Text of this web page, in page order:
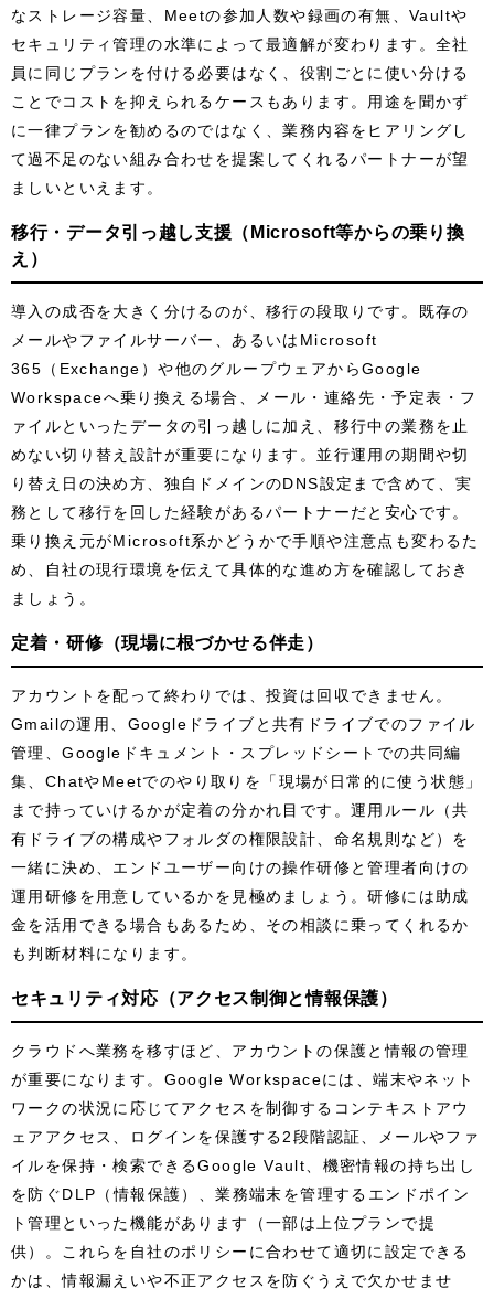
なストレージ容量、Meetの参加人数や録画の有無、Vaultや
セキュリティ管理の水準によって最適解が変わります。全社
員に同じプランを付ける必要はなく、役割ごとに使い分ける
ことでコストを抑えられるケースもあります。用途を聞かず
に一律プランを勧めるのではなく、業務内容をヒアリングし
て過不足のない組み合わせを提案してくれるパートナーが望
ましいといえます。
移行・データ引っ越し支援（Microsoft等からの乗り換
え）
導入の成否を大きく分けるのが、移行の段取りです。既存の
メールやファイルサーバー、あるいはMicrosoft
365（Exchange）や他のグループウェアからGoogle
Workspaceへ乗り換える場合、メール・連絡先・予定表・フ
ァイルといったデータの引っ越しに加え、移行中の業務を止
めない切り替え設計が重要になります。並行運用の期間や切
り替え日の決め方、独自ドメインのDNS設定まで含めて、実
務として移行を回した経験があるパートナーだと安心です。
乗り換え元がMicrosoft系かどうかで手順や注意点も変わるた
め、自社の現行環境を伝えて具体的な進め方を確認しておき
ましょう。
定着・研修（現場に根づかせる伴走）
アカウントを配って終わりでは、投資は回収できません。
Gmailの運用、Googleドライブと共有ドライブでのファイル
管理、Googleドキュメント・スプレッドシートでの共同編
集、ChatやMeetでのやり取りを「現場が日常的に使う状態」
まで持っていけるかが定着の分かれ目です。運用ルール（共
有ドライブの構成やフォルダの権限設計、命名規則など）を
一緒に決め、エンドユーザー向けの操作研修と管理者向けの
運用研修を用意しているかを見極めましょう。研修には助成
金を活用できる場合もあるため、その相談に乗ってくれるか
も判断材料になります。
セキュリティ対応（アクセス制御と情報保護）
クラウドへ業務を移すほど、アカウントの保護と情報の管理
が重要になります。Google Workspaceには、端末やネット
ワークの状況に応じてアクセスを制御するコンテキストアウ
ェアアクセス、ログインを保護する2段階認証、メールやファ
イルを保持・検索できるGoogle Vault、機密情報の持ち出し
を防ぐDLP（情報保護）、業務端末を管理するエンドポイン
ト管理といった機能があります（一部は上位プランで提
供）。これらを自社のポリシーに合わせて適切に設定できる
かは、情報漏えいや不正アクセスを防ぐうえで欠かせませ